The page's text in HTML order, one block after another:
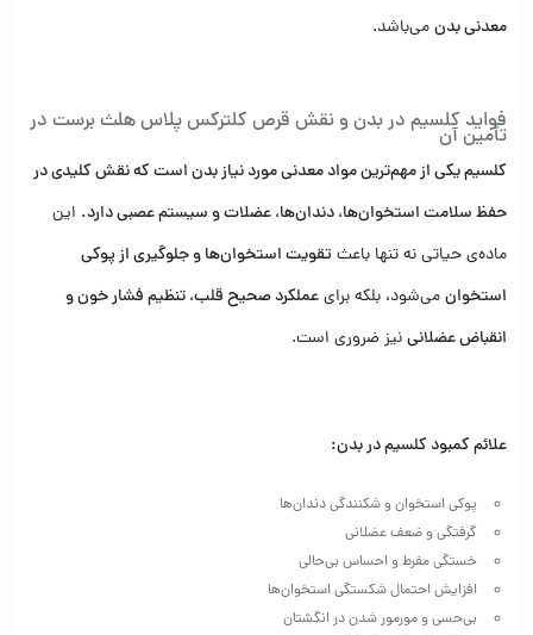
معدنی بدنمی‌باشد.
فواید کلسیم در بدن و نقش قرص کلترکس پلاس هلث برست در
تأمین آن
کلسیم یکی از مهم‌ترین مواد معدنی مورد نیاز بدن است که نقش کلیدی در
حفظ سلامت استخوان‌ها، دندان‌ها، عضلات و سیستم عصبی دارد. این
ماده‌ی حیاتی نه تنها باعث تقویت استخوان‌ها و جلوگیری از پوکی
استخوانمی‌شود، بلکه برایعملکرد صحیح قلب، تنظیم فشار خون و
انقباض عضلانینیز ضروری است.
علائم کمبود کلسیم در بدن:
پوکی استخوان و شکنندگی دندان‌ها
گرفتگی و ضعف عضلانی
خستگی مفرط و احساس بی‌حالی
افزایش احتمال شکستگی استخوان‌ها
بی‌حسی و مورمور شدن در انگشتان